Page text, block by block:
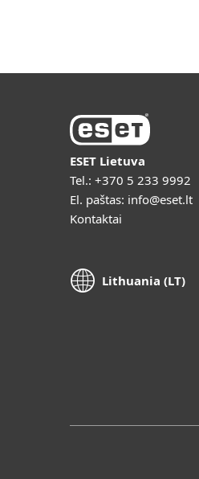
ESET Lietuva
Tel.: +370 5 233 9992
El. paštas: info@eset.lt
Kontaktai
Lithuania (LT)